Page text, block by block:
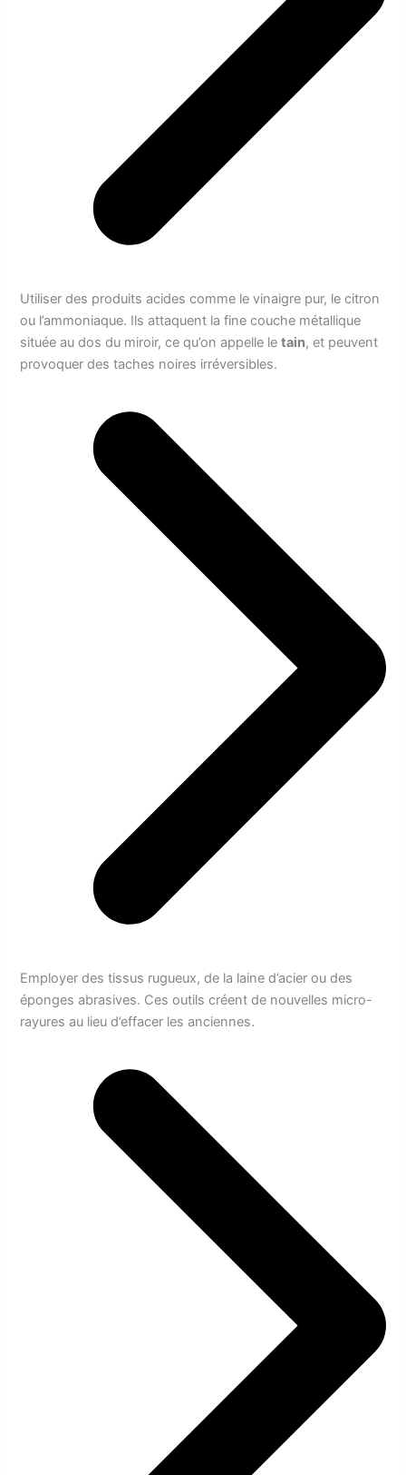
Utiliser des produits acides comme le vinaigre pur, le citron
ou l’ammoniaque. Ils attaquent la fine couche métallique
située au dos du miroir, ce qu’on appelle letain, et peuvent
provoquer des taches noires irréversibles.
Employer des tissus rugueux, de la laine d’acier ou des
éponges abrasives. Ces outils créent de nouvelles micro-
rayures au lieu d’effacer les anciennes.